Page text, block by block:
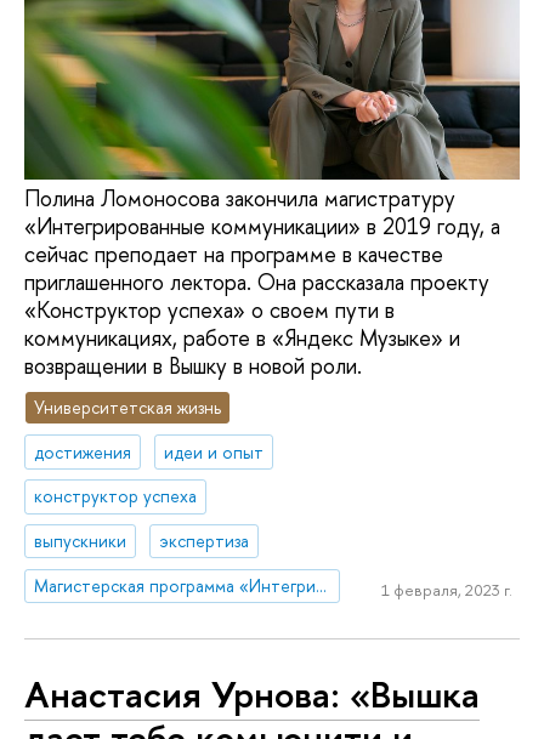
Полина Ломоносова закончила магистратуру
«Интегрированные коммуникации» в 2019 году, а
сейчас преподает на программе в качестве
приглашенного лектора. Она рассказала проекту
«Конструктор успеха» о своем пути в
коммуникациях, работе в «Яндекс Музыке» и
возвращении в Вышку в новой роли.
Университетская жизнь
достижения
идеи и опыт
конструктор успеха
выпускники
экспертиза
Магистерская программа «Интегрированные коммуникации»
1 февраля, 2023 г.
Анастасия Урнова: «Вышка